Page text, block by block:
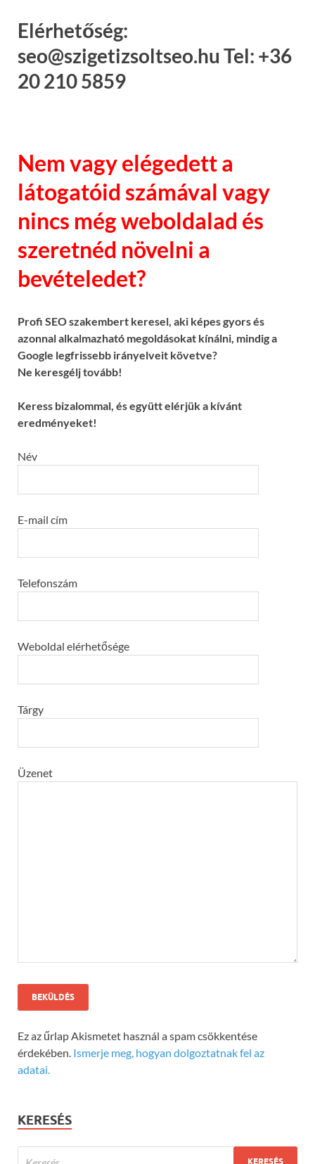
Elérhetőség:
seo@szigetizsoltseo.hu Tel: +36
20 210 5859
Nem vagy elégedett a
látogatóid számával vagy
nincs még weboldalad és
szeretnéd növelni a
bevételedet?
Profi SEO szakembert keresel, aki képes gyors és
azonnal alkalmazható megoldásokat kínálni, mindig a
Google legfrissebb irányelveit követve?
Ne keresgélj tovább!
Keress bizalommal, és együtt elérjük a kívánt
eredményeket!
Név
E-mail cím
Telefonszám
Weboldal elérhetősége
Tárgy
Üzenet
Ez az űrlap Akismetet használ a spam csökkentése
érdekében. Ismerje meg, hogyan dolgoztatnak fel az
adatai.
KERESÉS